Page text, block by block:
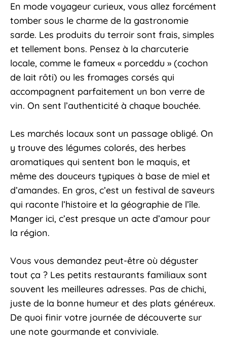
En mode voyageur curieux, vous allez forcément
tomber sous le charme de la gastronomie
sarde. Les produits du terroir sont frais, simples
et tellement bons. Pensez à la charcuterie
locale, comme le fameux « porceddu » (cochon
de lait rôti) ou les fromages corsés qui
accompagnent parfaitement un bon verre de
vin. On sent l’authenticité à chaque bouchée.
Les marchés locaux sont un passage obligé. On
y trouve des légumes colorés, des herbes
aromatiques qui sentent bon le maquis, et
même des douceurs typiques à base de miel et
d’amandes. En gros, c’est un festival de saveurs
qui raconte l’histoire et la géographie de l’île.
Manger ici, c’est presque un acte d’amour pour
la région.
Vous vous demandez peut-être où déguster
tout ça ? Les petits restaurants familiaux sont
souvent les meilleures adresses. Pas de chichi,
juste de la bonne humeur et des plats généreux.
De quoi finir votre journée de découverte sur
une note gourmande et conviviale.